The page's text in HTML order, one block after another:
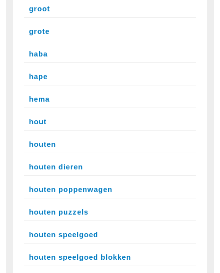
groot
grote
haba
hape
hema
hout
houten
houten dieren
houten poppenwagen
houten puzzels
houten speelgoed
houten speelgoed blokken